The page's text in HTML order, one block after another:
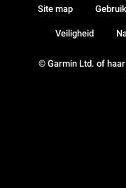
© Garmin Ltd. of
Site map
Veiligheid